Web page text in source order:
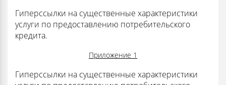
Гиперссылки на существенные характеристики
услуги по предоставлению потребительского
кредита.
Приложение 1
Гиперссылки на существенные характеристики